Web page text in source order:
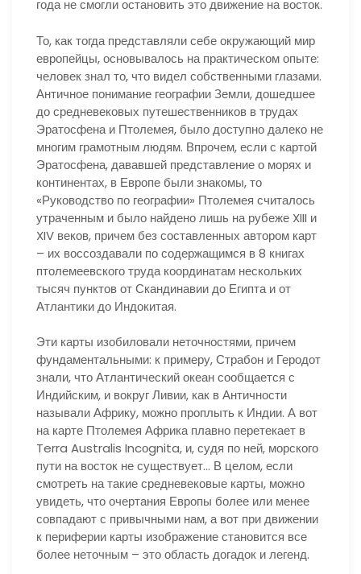
года не смогли остановить это движение на восток.
То, как тогда представляли себе окружающий мир
европейцы, основывалось на практическом опыте:
человек знал то, что видел собственными глазами.
Античное понимание географии Земли, дошедшее
до средневековых путешественников в трудах
Эратосфена и Птолемея, было доступно далеко не
многим грамотным людям. Впрочем, если с картой
Эратосфена, дававшей представление о морях и
континентах, в Европе были знакомы, то
«Руководство по географии» Птолемея считалось
утраченным и было найдено лишь на рубеже XIII и
XIV веков, причем без составленных автором карт
– их воссоздавали по содержащимся в 8 книгах
птолемеевского труда координатам нескольких
тысяч пунктов от Скандинавии до Египта и от
Атлантики до Индокитая.
Эти карты изобиловали неточностями, причем
фундаментальными: к примеру, Страбон и Геродот
знали, что Атлантический океан сообщается с
Индийским, и вокруг Ливии, как в Античности
называли Африку, можно проплыть к Индии. А вот
на карте Птолемея Африка плавно перетекает в
Terra Australis Incоgnita, и, судя по ней, морского
пути на восток не существует… В целом, если
смотреть на такие средневековые карты, можно
увидеть, что очертания Европы более или менее
совпадают с привычными нам, а вот при движении
к периферии карты изображение становится все
более неточным – это область догадок и легенд.